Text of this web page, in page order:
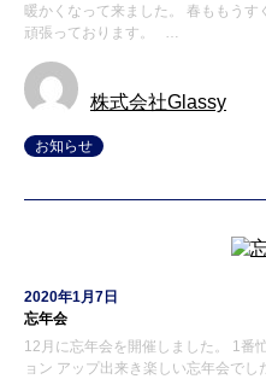
暖かくなって来ました。 春ももうす
頑張っております。 …
株式会社Glassy
お知らせ
2020年1月7日
忘年会
12月に忘年会を開催しました。 1番
ョン アップ出来き楽しい忘年会で